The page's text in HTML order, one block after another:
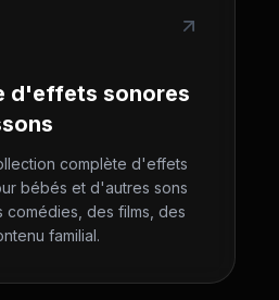
d'effets sonores
complète d'effets
bébés et d'autres sons
des films, des
familial.